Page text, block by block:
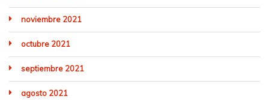
noviembre 2021
octubre 2021
septiembre 2021
agosto 2021